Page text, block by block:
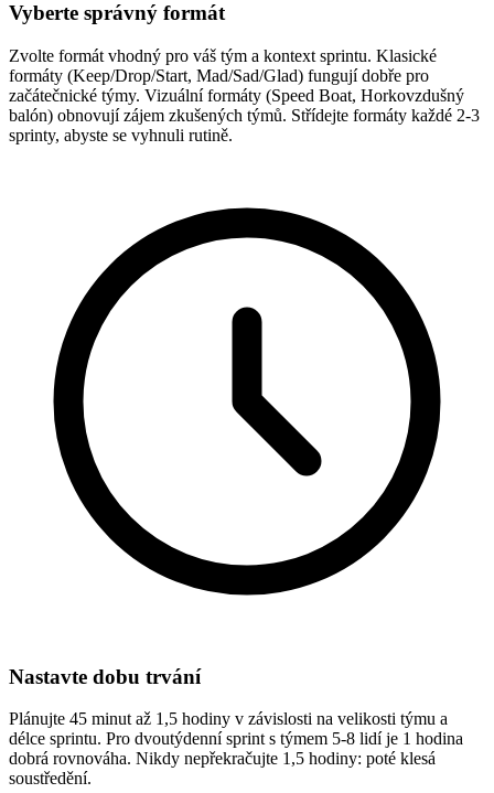
Vyberte správný formát
Zvolte formát vhodný pro váš tým a kontext sprintu. Klasické
formáty (Keep/Drop/Start, Mad/Sad/Glad) fungují dobře pro
začátečnické týmy. Vizuální formáty (Speed Boat, Horkovzdušný
balón) obnovují zájem zkušených týmů. Střídejte formáty každé 2-3
sprinty, abyste se vyhnuli rutině.
Nastavte dobu trvání
Plánujte 45 minut až 1,5 hodiny v závislosti na velikosti týmu a
délce sprintu. Pro dvoutýdenní sprint s týmem 5-8 lidí je 1 hodina
dobrá rovnováha. Nikdy nepřekračujte 1,5 hodiny: poté klesá
soustředění.